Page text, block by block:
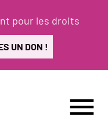
pour les droits
UN DON !
menu